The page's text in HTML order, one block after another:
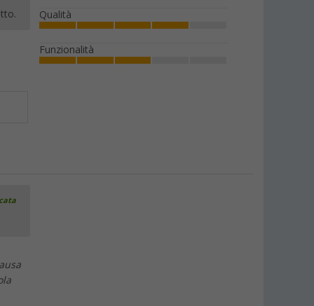
Qualità
Funzionalità